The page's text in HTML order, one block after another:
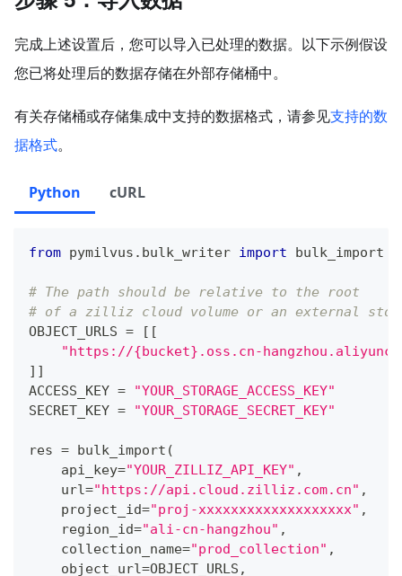
完成上述设置后，您可以导入已处理的数据。以下示例假设
您已将处理后的数据存储在外部存储桶中。
有关存储桶或存储集成中支持的数据格式，请参见支持的数
据格式。
Python cURL
from pymilvus . bulk_writer import bulk_import
# The path should be relative to the root
# of a zilliz cloud volume or an external
OBJECT_URLS = [ [
"https://{bucket}.oss.cn-
] ]
ACCESS_KEY =
"YOUR_STORAGE_ACCESS_KEY"
SECRET_KEY = "YOUR_STORAGE_SECRET_KEY"
res = bulk_import (
    api_key
="YOUR_ZILLIZ_API_KEY" ,
    url
="https://api.cloud.zilliz.com.cn" ,
    project_id
="proj-xxxxxxxxxxxxxxxxxxx" ,
    region_id
="ali-cn-hangzhou" ,
    collection_name
="prod_collection" ,
    object_url
=OBJECT_URLS ,